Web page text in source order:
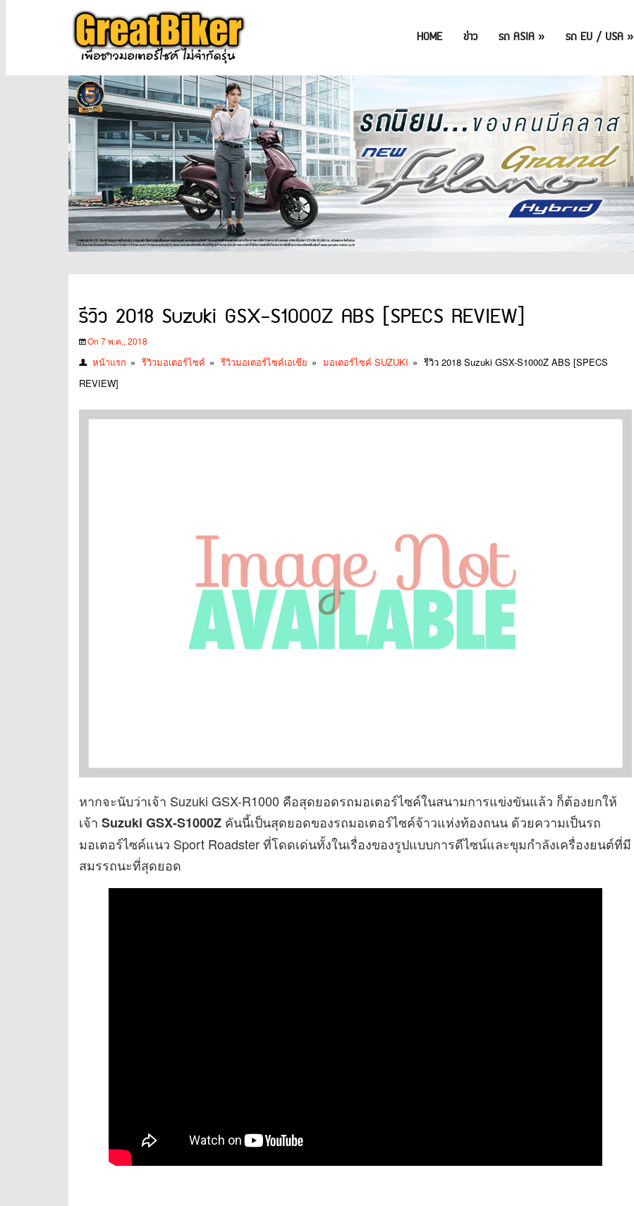
HOME ข่าว รถ ASIA » รถ EU / USA »
รีวิว 2018 Suzuki GSX-S1000Z ABS [SPECS REVIEW]
On 7 พ.ค., 2018
หน้าแรก » รีวิวมอเตอร์ไซค์ » รีวิวมอเตอร์ไซค์เอเชีย » มอเตอร์ไซค์ SUZUKI » รีวิว 2018 Suzuki GSX-S1000Z ABS [SPECS
REVIEW]
หากจะนับว่าเจ้า Suzuki GSX-R1000 คือสุดยอดรถมอเตอร์ไซค์ในสนามการแข่งขันแล้ว ก็ต้องยกให้
เจ้า Suzuki GSX-S1000Z คันนี้เป็นสุดยอดของรถมอเตอร์ไซค์จ้าวแห่งท้องถนน ด้วยความเป็นรถ
มอเตอร์ไซค์แนว Sport Roadster ที่โดดเด่นทั้งในเรื่องของรูปแบบการดีไซน์และขุมกำลังเครื่องยนต์ที่มี
สมรรถนะที่สุดยอด